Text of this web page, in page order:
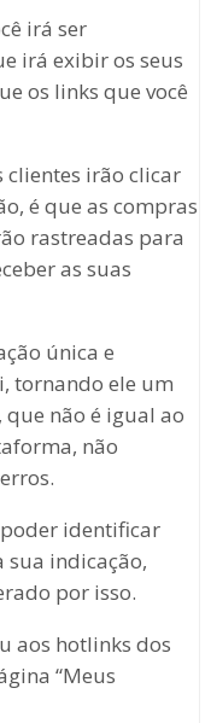
irá ser
irá exibir os seus
os links que você
clientes irão clicar
é que as compras
rastreadas para
as suas
única e
tornando ele um
que não é igual ao
não
identificar
sua indicação,
por isso.
aos hotlinks dos
“Meus